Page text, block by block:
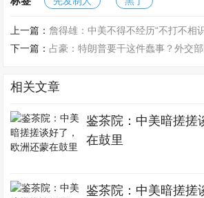
上一篇：詹得雄：中美不得不经历“不打不相
下一篇： 占豪：特朗普要干这件蠢事？外交部
相关文章
鉴茶院：中美暗搓搓
在鼓里
鉴茶院：中美暗搓搓